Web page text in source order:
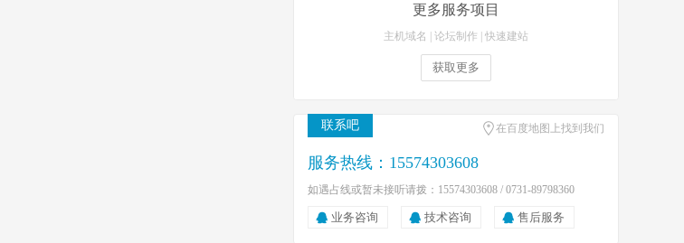
更多服务项目
主机域名 论坛制作 快速建站
获取更多
联系吧 在百度地图上找到我们
服务热线：15574303608
如遇占线或暂未接听请拨：15574303608 / 0731-89798360
业务咨询 技术咨询 售后服务